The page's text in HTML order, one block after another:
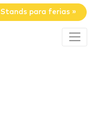
Stands para ferias »